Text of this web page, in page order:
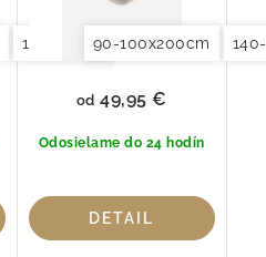
140-160x200cm90-100x200cm
Odosielame do 24 hodín
od 49,95 €
DETAIL